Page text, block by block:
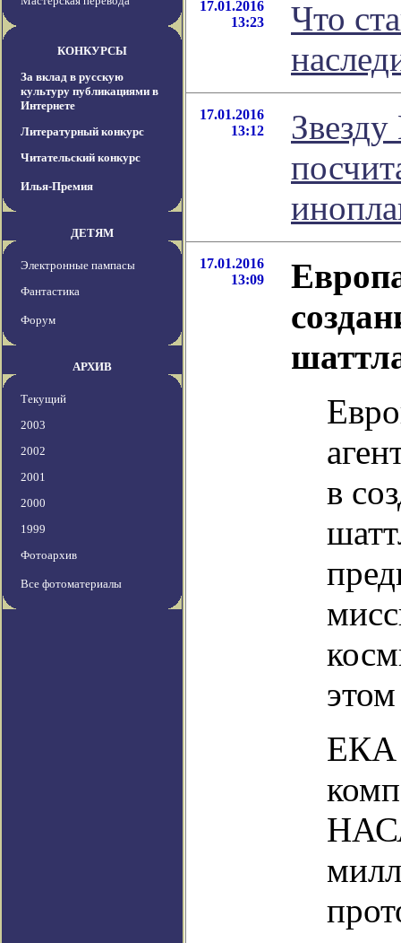
КОНКУРСЫ
За вклад в русскую
культуру публикациями в
Интернете
Литературный конкурс
Читательский конкурс
Илья-Премия
ДЕТЯМ
Электронные пампасы
Фантастика
Форум
АРХИВ
Текущий
2003
2002
2001
2000
1999
Фотоархив
Все фотоматериалы
17.01.2016
13:23
Что
17.01.2016
13:12
17.01.2016
13:09
в
ЕКА